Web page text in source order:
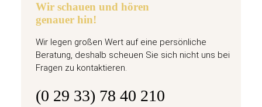
Wir schauen und hören
genauer hin!
Wir legen großen Wert auf eine persönliche
Beratung, deshalb scheuen Sie sich nicht uns bei
Fragen zu kontaktieren.
(0 29 33) 78 40 210